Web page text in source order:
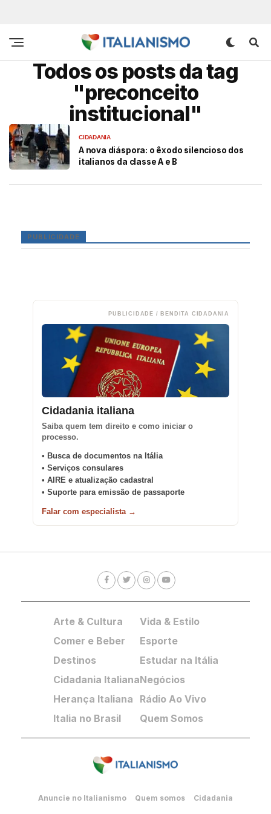
Todos os posts da tag
"preconceito
institucional"
CIDADANIA
A nova diáspora: o êxodo silencioso dos
italianos da classe A e B
PUBLICIDADE
PUBLICIDADE / BENDITA CIDADANIA
Cidadania italiana
Saiba quem tem direito e como iniciar o
processo.
• Busca de documentos na Itália
• Serviços consulares
• AIRE e atualização cadastral
• Suporte para emissão de passaporte
Falar com especialista →
Arte & Cultura
Comer e Beber
Destinos
Cidadania Italiana
Herança Italiana
Italia no Brasil
Vida & Estilo
Esporte
Estudar na Itália
Negócios
Rádio Ao Vivo
Quem Somos
Anuncie no Italianismo Quem somos Cidadania